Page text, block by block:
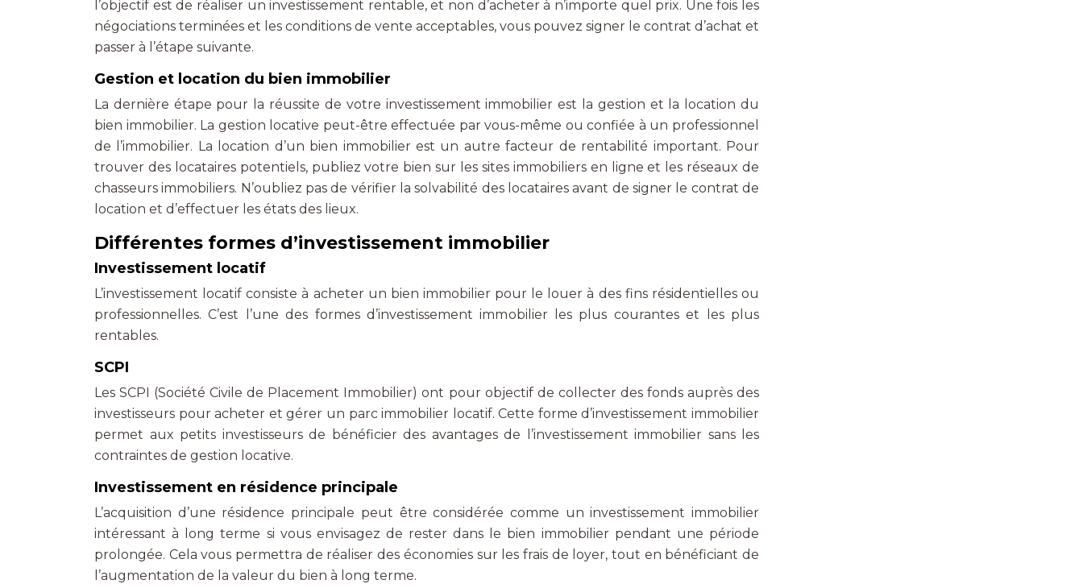
l’objectif est de réaliser un investissement rentable, et non d’acheter à n’importe quel prix. Une fois les
négociations terminées et les conditions de vente acceptables, vous pouvez signer le contrat d’achat et
passer à l’étape suivante.
Gestion et location du bien immobilier
La dernière étape pour la réussite de votre investissement immobilier est la gestion et la location du
bien immobilier. La gestion locative peut-être effectuée par vous-même ou confiée à un professionnel
de l’immobilier. La location d’un bien immobilier est un autre facteur de rentabilité important. Pour
trouver des locataires potentiels, publiez votre bien sur les sites immobiliers en ligne et les réseaux de
chasseurs immobiliers. N’oubliez pas de vérifier la solvabilité des locataires avant de signer le contrat de
location et d’effectuer les états des lieux.
Différentes formes d’investissement immobilier
Investissement locatif
L’investissement locatif consiste à acheter un bien immobilier pour le louer à des fins résidentielles ou
professionnelles. C’est l’une des formes d’investissement immobilier les plus courantes et les plus
rentables.
SCPI
Les SCPI (Société Civile de Placement Immobilier) ont pour objectif de collecter des fonds auprès des
investisseurs pour acheter et gérer un parc immobilier locatif. Cette forme d’investissement immobilier
permet aux petits investisseurs de bénéficier des avantages de l’investissement immobilier sans les
contraintes de gestion locative.
Investissement en résidence principale
L’acquisition d’une résidence principale peut être considérée comme un investissement immobilier
intéressant à long terme si vous envisagez de rester dans le bien immobilier pendant une période
prolongée. Cela vous permettra de réaliser des économies sur les frais de loyer, tout en bénéficiant de
l’augmentation de la valeur du bien à long terme.